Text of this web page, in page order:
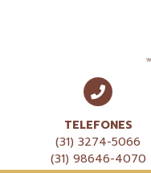
TELEFONES
(31) 3274-5066
(31) 98646-4070